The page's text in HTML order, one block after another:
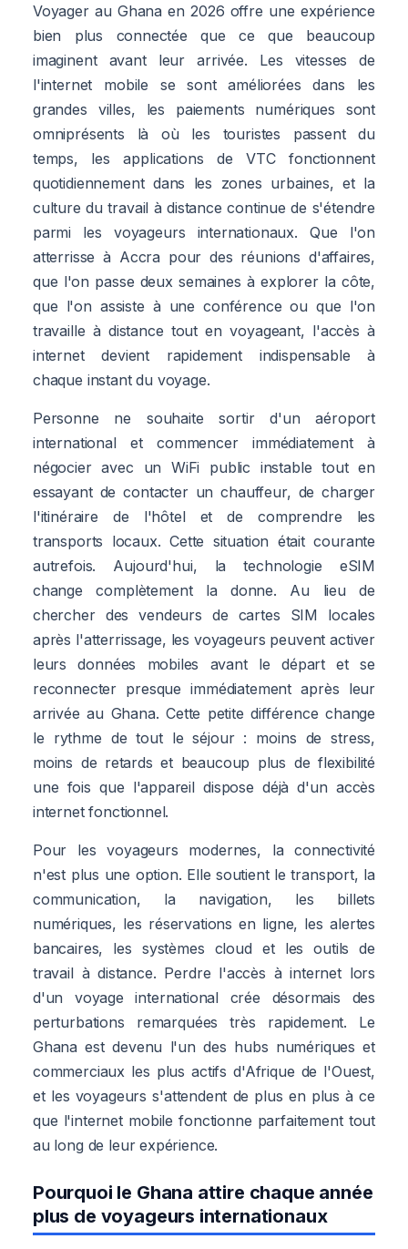
Voyager au Ghana en 2026 offre une expérience
bien plus connectée que ce que beaucoup
imaginent avant leur arrivée. Les vitesses de
l'internet mobile se sont améliorées dans les
grandes villes, les paiements numériques sont
omniprésents là où les touristes passent du
temps, les applications de VTC fonctionnent
quotidiennement dans les zones urbaines, et la
culture du travail à distance continue de s'étendre
parmi les voyageurs internationaux. Que l'on
atterrisse à Accra pour des réunions d'affaires,
que l'on passe deux semaines à explorer la côte,
que l'on assiste à une conférence ou que l'on
travaille à distance tout en voyageant, l'accès à
internet devient rapidement indispensable à
chaque instant du voyage.
Personne ne souhaite sortir d'un aéroport
international et commencer immédiatement à
négocier avec un WiFi public instable tout en
essayant de contacter un chauffeur, de charger
l'itinéraire de l'hôtel et de comprendre les
transports locaux. Cette situation était courante
autrefois. Aujourd'hui, la technologie eSIM
change complètement la donne. Au lieu de
chercher des vendeurs de cartes SIM locales
après l'atterrissage, les voyageurs peuvent activer
leurs données mobiles avant le départ et se
reconnecter presque immédiatement après leur
arrivée au Ghana. Cette petite différence change
le rythme de tout le séjour : moins de stress,
moins de retards et beaucoup plus de flexibilité
une fois que l'appareil dispose déjà d'un accès
internet fonctionnel.
Pour les voyageurs modernes, la connectivité
n'est plus une option. Elle soutient le transport, la
communication, la navigation, les billets
numériques, les réservations en ligne, les alertes
bancaires, les systèmes cloud et les outils de
travail à distance. Perdre l'accès à internet lors
d'un voyage international crée désormais des
perturbations remarquées très rapidement. Le
Ghana est devenu l'un des hubs numériques et
commerciaux les plus actifs d'Afrique de l'Ouest,
et les voyageurs s'attendent de plus en plus à ce
que l'internet mobile fonctionne parfaitement tout
au long de leur expérience.
Pourquoi le Ghana attire chaque année
plus de voyageurs internationaux